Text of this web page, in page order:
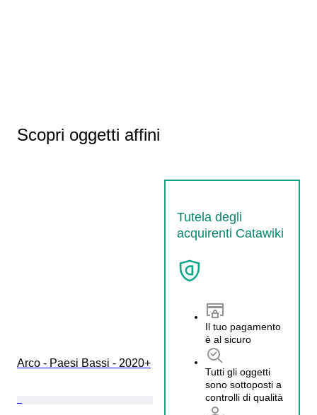
Scopri oggetti affini
Tutela degli
acquirenti Catawiki
Il tuo pagamento
è al sicuro
Tutti gli oggetti
sono sottoposti a
controlli di qualità
Arco - Paesi Bassi - 2020+